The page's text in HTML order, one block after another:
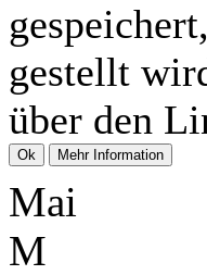
gestellt
über den
Mai
M